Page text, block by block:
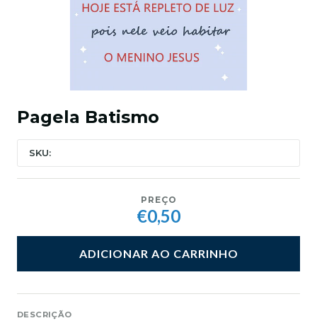
Pagela Batismo
SKU:
PREÇO
€0,50
ADICIONAR AO CARRINHO
DESCRIÇÃO